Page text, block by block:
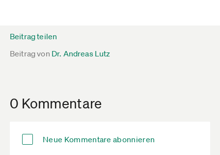
Beitrag teilen
Beitrag von Dr. Andreas Lutz
0 Kommentare
Neue Kommentare abonnieren